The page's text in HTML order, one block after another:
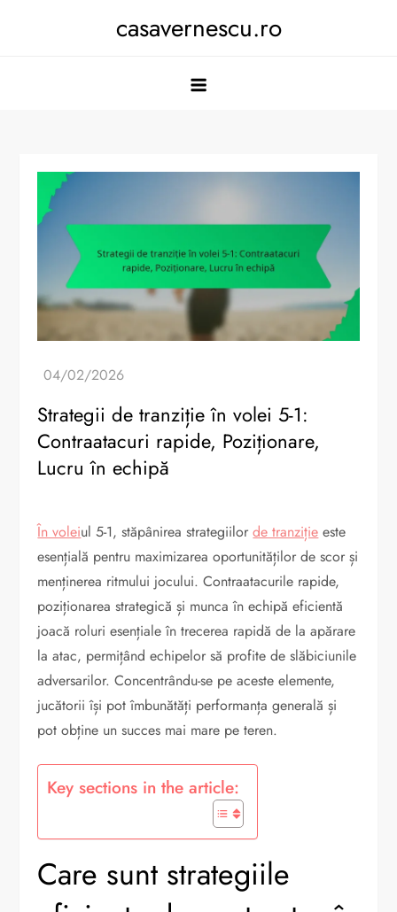
casavernescu.ro
Strategii de tranziție în volei 5-1:
Contraatacuri rapide, Poziționare,
Lucru în echipă
În voleiul 5-1, stăpânirea strategiilorde tranziție este
esențială pentru maximizarea oportunităților de scor și
menținerea ritmului jocului. Contraatacurile rapide,
poziționarea strategică și munca în echipă eficientă
joacă roluri esențiale în trecerea rapidă de la apărare
la atac, permițând echipelor să profite de slăbiciunile
adversarilor. Concentrându-se pe aceste elemente,
jucătorii își pot îmbunătăți performanța generală și
pot obține un succes mai mare pe teren.
Key sections in the article:
Care sunt strategiile